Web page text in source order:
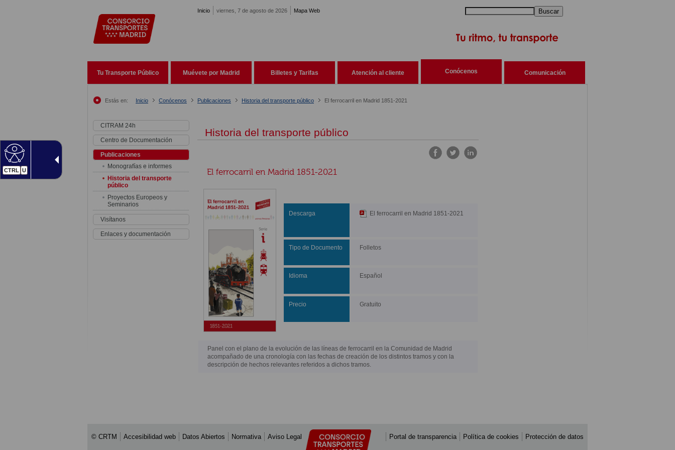
CTRL U
Inicio viernes, 7 de agosto de 2026 Mapa Web Buscar
Tu Transporte Público Muévete por Madrid Billetes y Tarifas Atención al cliente Conócenos Comunicación
Estás en: Inicio Conócenos Publicaciones Historia del transporte público El ferrocarril en Madrid 1851-2021
CITRAM 24h
Centro de Documentación
Publicaciones
Monografías e informes
Historia del transporte
público
Proyectos Europeos y
Seminarios
Visítanos
Enlaces y documentación
Historia del transporte público
El ferrocarril en Madrid 1851-2021
Descarga El ferrocarril en Madrid 1851-2021
Tipo de Documento Folletos
Idioma Español
Precio Gratuito
Panel con el plano de la evolución de las líneas de ferrocarril en la Comunidad de Madrid
acompañado de una cronología con las fechas de creación de los distintos tramos y con la
descripción de hechos relevantes referidos a dichos tramos.
© CRTM Accesibilidad web Datos Abiertos Normativa Aviso Legal Portal de transparencia Política de cookies Protección de datos